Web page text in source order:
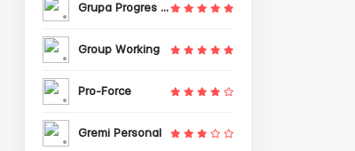
Grupa Progres Sp. z o.o.
Group Working
Pro-Force
Gremi Personal